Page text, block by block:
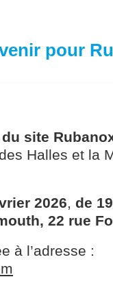
pour
site
Halles et la
2026, de
22 rue
à l’adresse :